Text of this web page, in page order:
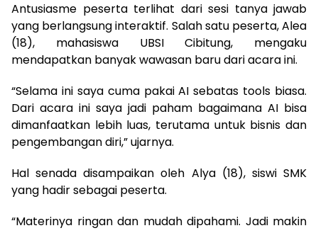
Antusiasme peserta terlihat dari sesi tanya jawab
yang berlangsung interaktif. Salah satu peserta, Alea
(18), mahasiswa UBSI Cibitung, mengaku
mendapatkan banyak wawasan baru dari acara ini.
“Selama ini saya cuma pakai AI sebatas tools biasa.
Dari acara ini saya jadi paham bagaimana AI bisa
dimanfaatkan lebih luas, terutama untuk bisnis dan
pengembangan diri,” ujarnya.
Hal senada disampaikan oleh Alya (18), siswi SMK
yang hadir sebagai peserta.
“Materinya ringan dan mudah dipahami. Jadi makin